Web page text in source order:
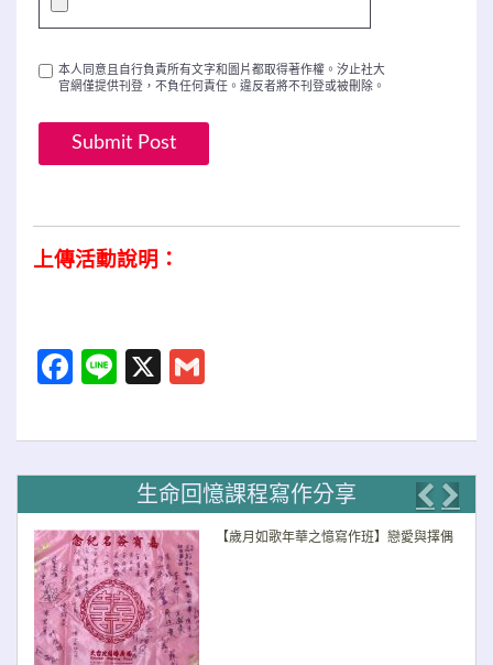
本人同意且自行負責所有文字和圖片都取得著作權。汐止社大
官網僅提供刊登，不負任何責任。違反者將不刊登或被刪除。
上傳活動說明：
Facebook
LineX
生命回憶課程寫作分享
【歲月如歌年華之憶寫作班】戀愛與擇偶